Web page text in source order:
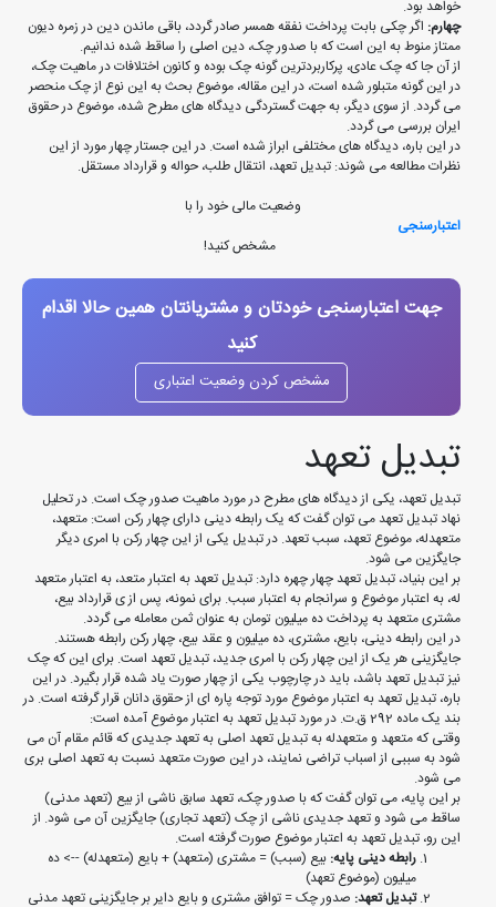
خواهد بود.
چهارم: اگر چکی بابت پرداخت نفقه همسر صادر گردد، باقی ماندن دین در زمره دیون
ممتاز منوط به این است که با صدور چک، دین اصلی را ساقط شده ندانیم.
از آن جا که چک عادی، پرکاربردترین گونه چک بوده و کانون اختلافات در ماهیت چک،
در این گونه متبلور شده است، در این مقاله، موضوع بحث به این نوع از چک منحصر
می گردد. از سوی دیگر، به جهت گستردگی دیدگاه های مطرح شده، موضوع در حقوق
ایران بررسی می گردد.
در این باره، دیدگاه های مختلفی ابراز شده است. در این جستار چهار مورد از این
نظرات مطالعه می شوند: تبدیل تعهد، انتقال طلب، حواله و قرارداد مستقل.
وضعیت مالی خود را با
اعتبارسنجی
مشخص کنید!
جهت اعتبارسنجی خودتان و مشتریانتان همین حالا اقدام
کنید
مشخص کردن وضعیت اعتباری
تبدیل تعهد
تبدیل تعهد، یکی از دیدگاه های مطرح در مورد ماهیت صدور چک است. در تحلیل
نهاد تبدیل تعهد می توان گفت که یک رابطه دینی دارای چهار رکن است: متعهد،
متعهدله، موضوع تعهد، سبب تعهد. در تبدیل یکی از این چهار رکن با امری دیگر
جایگزین می شود.
بر این بنیاد، تبدیل تعهد چهار چهره دارد: تبدیل تعهد به اعتبار متعد، به اعتبار متعهد
له، به اعتبار موضوع و سرانجام به اعتبار سبب. برای نمونه، پس از ی قرارداد بیع،
مشتری متعهد به پرداخت ده میلیون تومان به عنوان ثمن معامله می گردد.
در این رابطه دینی، بایع، مشتری، ده میلیون و عقد بیع، چهار رکن رابطه هستند.
جایگزینی هر یک از این چهار رکن با امری جدید، تبدیل تعهد است. برای این که چک
نیز تبدیل تعهد باشد، باید در چارچوب یکی از چهار صورت یاد شده قرار بگیرد. در این
باره، تبدیل تعهد به اعتبار موضوع مورد توجه پاره ای از حقوق دانان قرار گرفته است. در
بند یک ماده 292 ق.ت. در مورد تبدیل تعهد به اعتبار موضوع آمده است:
وقتی که متعهد و متعهدله به تبدیل تعهد اصلی به تعهد جدیدی که قائم مقام آن می
شود به سببی از اسباب تراضی نمایند، در این صورت متعهد نسبت به تعهد اصلی بری
می شود.
بر این پایه، می توان گفت که با صدور چک، تعهد سابق ناشی از بیع (تعهد مدنی)
ساقط می شود و تعهد جدیدی ناشی از چک (تعهد تجاری) جایگزین آن می شود. از
این رو، تبدیل تعهد به اعتبار موضوع صورت گرفته است.
رابطه دینی پایه: بیع (سبب) = مشتری (متعهد) + بایع (متعهدله) --> ده
میلیون (موضوع تعهد)
تبدیل تعهد: صدور چک = توافق مشتری و بایع دایر بر جایگزینی تعهد مدنی